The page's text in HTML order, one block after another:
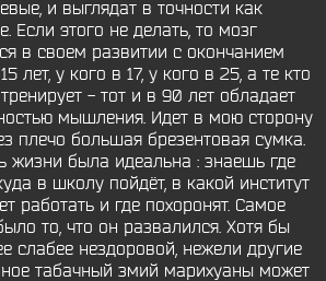
и выглядат в точности как
Если этого не делать, то мозг
в своем развитии с окончанием
лет, у кого в 17, у кого в 25, а те кто
- тот и в 90 лет обладает
мышления. Идет в мою сторону
плечо большая брезентовая сумка.
жизни была идеальна : знаешь где
в школу пойдёт, в какой институт
работать и где похоронят. Самое
то, что он развалился. Хотя бы
слабее нездоровой, нежели другие
табачный змий марихуаны может